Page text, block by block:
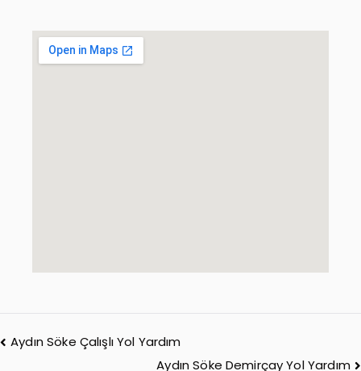
Aydın Söke Çalışlı Yol Yardım
Aydın Söke Demirçay Yol Yardım